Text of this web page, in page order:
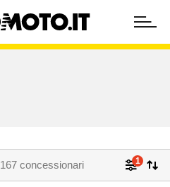
167 concessionari 1